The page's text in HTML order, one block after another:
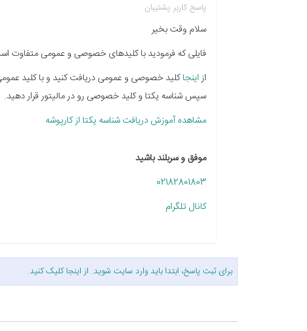
پاسخ کاربر پشتیبان
سلام وقت بخیر
فایلی که فرمودید با کلیدهای خصوصی و عمومی متفاوت
ازاینجاکلید خصوصی و عمومی دریافت کنید و با کلید عمومی
سپس شناسه یکتا و کلید خصوصی رو در مالیتور قرار دهید.
مشاهده آموزش دریافت شناسه یکتا از کارپوشه
موفق و سربلند باشید
02182801803
کانال تلگرام
برای ثبت پاسخ، ابتدا باید وارد سایت شوید. از اینجاکلیک کنید.